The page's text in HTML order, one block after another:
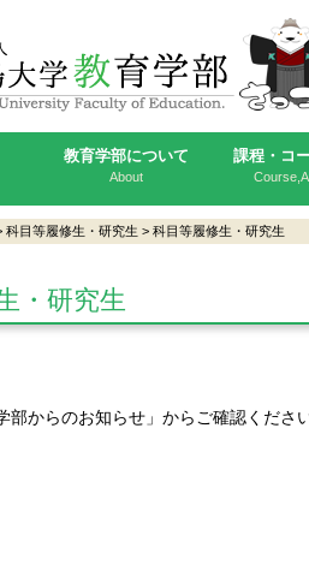
教育学部について
About
課程・コ
科目等履修生・研究生 >科目等履修生・研究生
・研究生
部からのお知らせ」からご確認ください